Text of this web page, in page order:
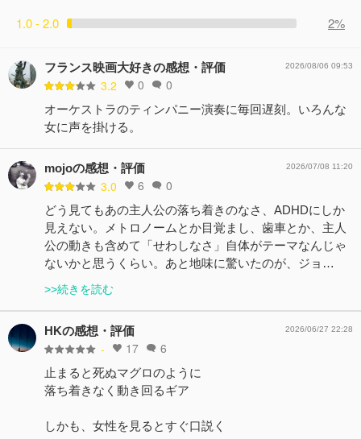
1.0 - 2.0
2%
フランス映画大好きの感想・評価
3.2 0 0
2026/08/06 09:53
オーケストラのティンパニー演奏に毎回遅刻。いろんな
女に声を掛ける。
mojoの感想・評価
3.0 6 0
2026/07/08 11:20
どう見てもあの主人公の落ち着きのなさ、ADHDにしか
見えない。メトロノームとか目覚まし、歯車とか、主人
公の動きも含めて「せわしなさ」自体がテーマなんじゃ
ないかと思うくらい。あと地味に驚いたのが、ジョ…
>>続きを読む
HKの感想・評価
- 17 6
2026/06/27 22:28
止まると死ぬマグロのように
落ち着きなく動き回るギア
しかも、女性を見るとすぐ口説く